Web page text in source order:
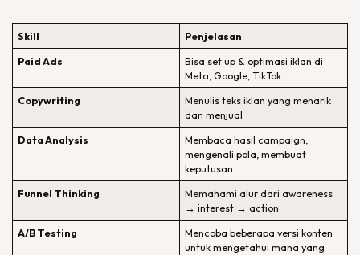
Skill
Penjelasan
Paid Ads
Bisa set up & optimasi iklan di
Meta, Google, TikTok
Copywriting
Menulis teks iklan yang menarik
dan menjual
Data Analysis
Membaca hasil campaign,
mengenali pola, membuat
keputusan
Funnel Thinking
Memahami alur dari awareness
→ interest → action
A/B Testing
Mencoba beberapa versi konten
untuk mengetahui mana yang